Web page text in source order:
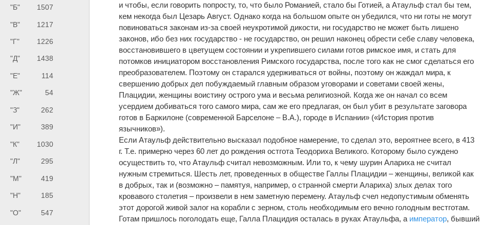
"Б" 1507
"В" 1217
"Г" 1226
"Д" 1438
"Е" 114
"Ж" 54
"З" 262
"И" 389
"К" 1030
"Л" 295
"М" 419
"Н" 185
"О" 547
и чтобы, если говорить попросту, то, что было Романией, стало бы Готией, а Атаульф стал бы тем,
кем некогда был Цезарь Август. Однако когда на большом опыте он убедился, что ни готы не могут
повиноваться законам из-за своей неукротимой дикости, ни государство не может быть лишено
законов, ибо без них государство - не государство, он решил наконец обрести себе славу человека,
восстановившего в цветущем состоянии и укрепившего силами готов римское имя, и стать для
потомков инициатором восстановления Римского государства, после того как не смог сделаться его
преобразователем. Поэтому он старался удерживаться от войны, поэтому он жаждал мира, к
свершению добрых дел побуждаемый главным образом уговорами и советами своей жены,
Плацидии, женщины воистину острого ума и весьма религиозной. Когда же он начал со всем
усердием добиваться того самого мира, сам же его предлагая, он был убит в результате заговора
готов в Баркилоне (современной Барселоне – В.А.), городе в Испании» («История против
язычников»).
Если Атаульф действительно высказал подобное намерение, то сделал это, вероятнее всего, в 413
г. Т.е. примерно через 60 лет до рождения остгота Теодориха Великого. Которому было суждено
осуществить то, что Атаульф считал невозможным. Или то, к чему шурин Алариха не считал
нужным стремиться. Шесть лет, проведенных в обществе Галлы Плацидии – женщины, великой как
в добрых, так и (возможно – памятуя, например, о странной смерти Алариха) злых делах того
кровавого столетия – произвели в нем заметную перемену. Атаульф счел недопустимым обменять
этот дорогой живой залог на корабли с зерном, столь необходимым его вечно голодным вестготам.
Готам пришлось поголодать еще, Галла Плацидия осталась в руках Атаульфа, а император, бывший